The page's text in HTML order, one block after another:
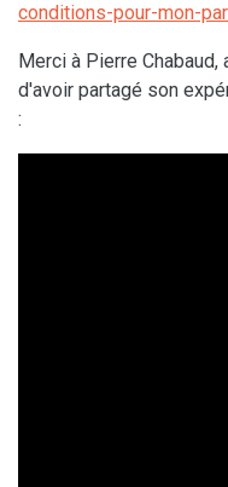
conditions-pour-mon-
Merci à Pierre
d'avoir partagé son
: